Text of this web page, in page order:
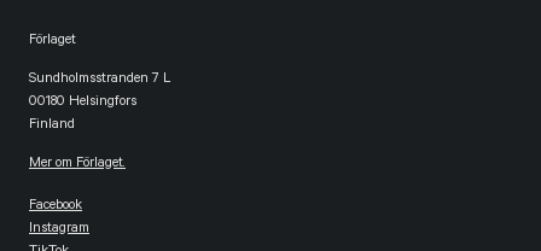
Förlaget
Sundholmsstranden 7 L
00180 Helsingfors
Finland
Mer om Förlaget.
Facebook
Instagram